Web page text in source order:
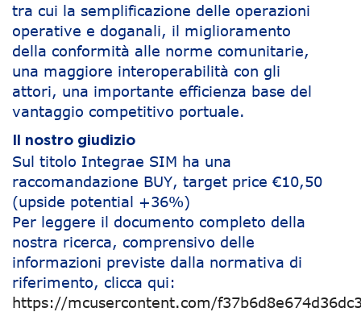
tra cui la semplificazione delle operazioni
operative e doganali, il miglioramento
della conformità alle norme comunitarie,
una maggiore interoperabilità con gli
attori, una importante efficienza base del
vantaggio competitivo portuale.
Il nostro giudizio
Sul titolo Integrae SIM ha una
raccomandazione BUY, target price €10,50
(upside potential +36%)
Per leggere il documento completo della
nostra ricerca, comprensivo delle
informazioni previste dalla normativa di
riferimento, clicca qui:
https://mcusercontent.com/